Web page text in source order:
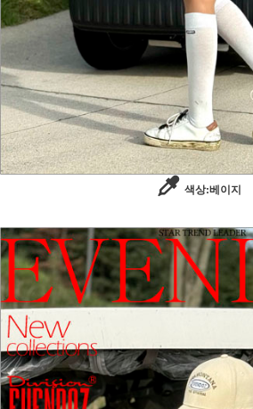
색상:베이지